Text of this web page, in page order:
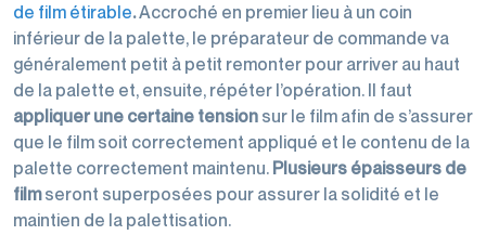
de film étirable.Accroché en premier lieu à un coin
inférieur de la palette, le préparateur de commande va
généralement petit à petit remonter pour arriver au haut
de la palette et, ensuite, répéter l’opération. Il faut
appliquer une certaine tension sur le film afin de s’assurer
que le film soit correctement appliqué et le contenu de la
palette correctement maintenu. Plusieurs épaisseurs de
filmseront superposées pour assurer la solidité et le
maintien de la palettisation.